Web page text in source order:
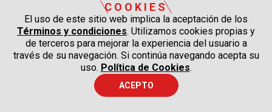
COOKIES
El uso de este sitio web implica la aceptación de los
Términos y condiciones. Utilizamos cookies propias y
de terceros para mejorar la experiencia del usuario a
través de su navegación. Si continúa navegando acepta su
uso. Política de Cookies.
ACEPTO